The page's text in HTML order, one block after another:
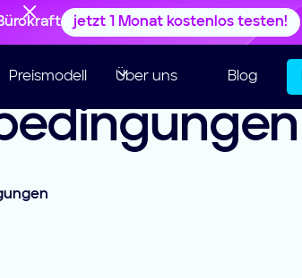
jetzt 1 Monat kostenlos testen!
Preismodell Über uns Blog